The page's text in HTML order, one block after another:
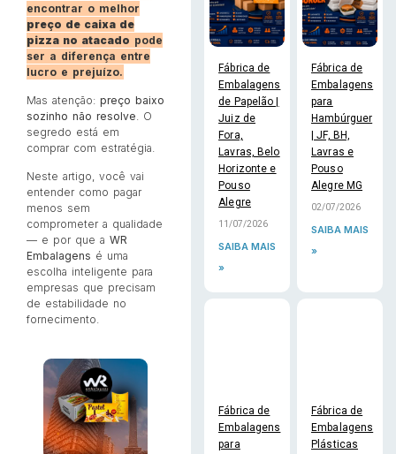
encontrar o melhor
preço de caixa de
pizza no atacado pode
ser a diferença entre
lucro e prejuízo.
Mas atenção: preço baixo
sozinho não resolve . O
segredo está em
comprar com estratégia.
Neste artigo, você vai
entender como pagar
menos sem
comprometer a qualidade
— e por que a WR
Embalagens é uma
escolha inteligente para
empresas que precisam
de estabilidade no
fornecimento.
Fábrica de
Embalagens
de Papelão |
Juiz de
Fora,
Lavras, Belo
Horizonte e
Pouso
Alegre
11/07/2026
SAIBA MAIS
»
Fábrica de
Embalagens
para
Hambúrguer
| JF, BH,
Lavras e
Pouso
Alegre MG
02/07/2026
SAIBA MAIS
»
Fábrica de
Embalagens
para
Fábrica de
Embalagens
Plásticas